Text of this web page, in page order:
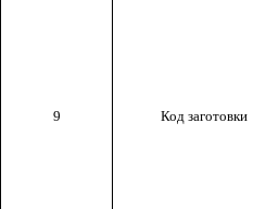
9 Код заготовки